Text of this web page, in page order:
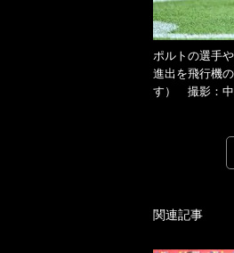
ポルトの選手
進出を飛行機
す） 撮影：
関連記事